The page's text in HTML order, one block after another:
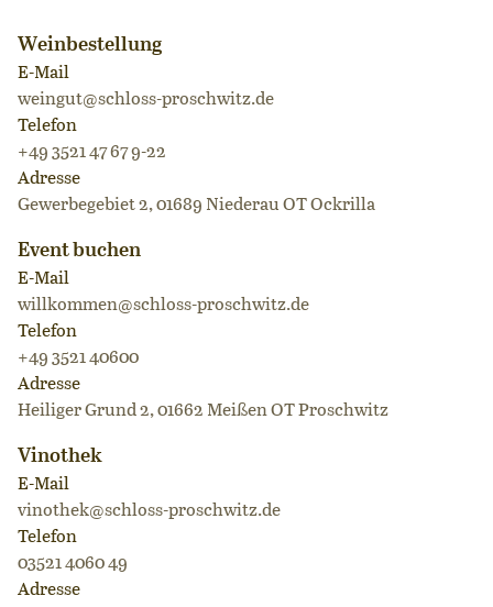
Weinbestellung
E-Mail
weingut@schloss-proschwitz.de
Telefon
+49 3521 47 67 9-22
Adresse
Gewerbegebiet 2, 01689 Niederau OT Ockrilla
Event buchen
E-Mail
willkommen@schloss-proschwitz.de
Telefon
+49 3521 40600
Adresse
Heiliger Grund 2, 01662 Meißen OT Proschwitz
Vinothek
E-Mail
vinothek@schloss-proschwitz.de
Telefon
03521 4060 49
Adresse